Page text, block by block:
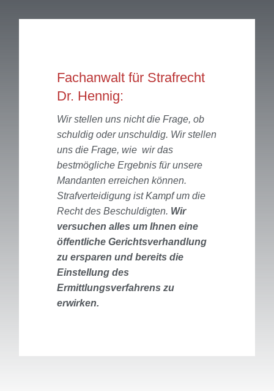
Fachanwalt für Strafrecht
Dr. Hennig:
Wir stellen uns nicht die Frage, ob
schuldig oder unschuldig. Wir stellen
uns die Frage, wie wir das
bestmögliche Ergebnis für unsere
Mandanten erreichen können.
Strafverteidigung ist Kampf um die
Recht des Beschuldigten. Wir
versuchen alles um Ihnen eine
öffentliche Gerichtsverhandlung
zu ersparen und bereits die
Einstellung des
Ermittlungsverfahrens zu
erwirken.